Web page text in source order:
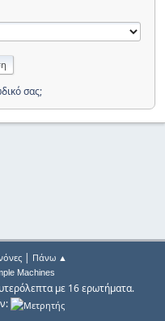
σας;
| Πάνω ▲
Machines
με 16 ερωτήματα.